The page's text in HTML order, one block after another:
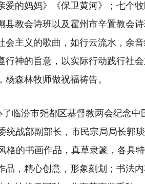
的妈妈》《保卫黄河》；七个
县教会诗班以及霍州市辛置教会
主义的歌曲，如行云流水，余
行神的旨意，以实际行动践行社
森林牧师做祝福祷告。
临汾市尧都区基督教两会纪念中
统战部副部长，市民宗局局长郭
格的书画作品，真草隶篆，各具
，精心创意，形象刻划；书法